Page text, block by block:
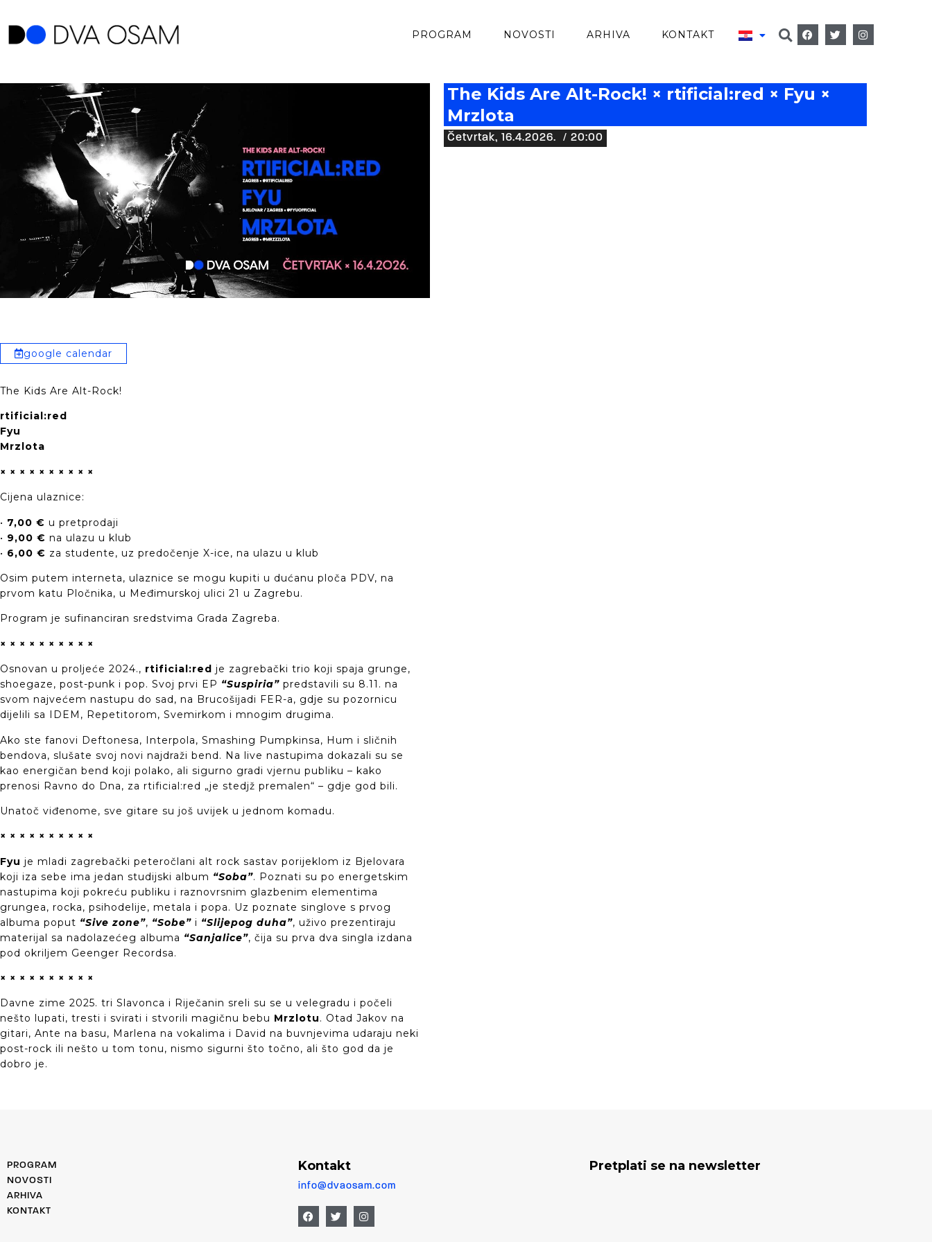
PROGRAM NOVOSTI ARHIVA KONTAKT
The Kids Are Alt-Rock! × rtificial:red × Fyu ×
Mrzlota
Četvrtak, 16.4.2026. / 20:00
google calendar
The Kids Are Alt-Rock!
rtificial:red
Fyu
Mrzlota
× × × × × × × × × ×
Cijena ulaznice:
• 7,00 € u pretprodaji
• 9,00 € na ulazu u klub
• 6,00 € za studente, uz predočenje X-ice, na ulazu u klub
Osim putem interneta, ulaznice se mogu kupiti u dućanu ploča PDV, na
prvom katu Pločnika, u Međimurskoj ulici 21 u Zagrebu.
Program je sufinanciran sredstvima Grada Zagreba.
× × × × × × × × × ×
Osnovan u proljeće 2024., rtificial:red je zagrebački trio koji spaja grunge,
shoegaze, post-punk i pop. Svoj prvi EP “Suspiria” predstavili su 8.11. na
svom najvećem nastupu do sad, na Brucošijadi FER-a, gdje su pozornicu
dijelili sa IDEM, Repetitorom, Svemirkom i mnogim drugima.
Ako ste fanovi Deftonesa, Interpola, Smashing Pumpkinsa, Hum i sličnih
bendova, slušate svoj novi najdraži bend. Na live nastupima dokazali su se
kao energičan bend koji polako, ali sigurno gradi vjernu publiku – kako
prenosi Ravno do Dna, za rtificial:red „je stedjž premalen“ – gdje god bili.
Unatoč viđenome, sve gitare su još uvijek u jednom komadu.
× × × × × × × × × ×
Fyu je mladi zagrebački peteročlani alt rock sastav porijeklom iz Bjelovara
koji iza sebe ima jedan studijski album “Soba”. Poznati su po energetskim
nastupima koji pokreću publiku i raznovrsnim glazbenim elementima
grungea, rocka, psihodelije, metala i popa. Uz poznate singlove s prvog
albuma poput “Sive zone”, “Sobe” i “Slijepog duha”, uživo prezentiraju
materijal sa nadolazećeg albuma “Sanjalice”, čija su prva dva singla izdana
pod okriljem Geenger Recordsa.
× × × × × × × × × ×
Davne zime 2025. tri Slavonca i Riječanin sreli su se u velegradu i počeli
nešto lupati, tresti i svirati i stvorili magičnu bebu Mrzlotu. Otad Jakov na
gitari, Ante na basu, Marlena na vokalima i David na buvnjevima udaraju neki
post-rock ili nešto u tom tonu, nismo sigurni što točno, ali što god da je
dobro je.
PROGRAM
NOVOSTI
ARHIVA
KONTAKT
Kontakt
info@dvaosam.com
Pretplati se na newsletter